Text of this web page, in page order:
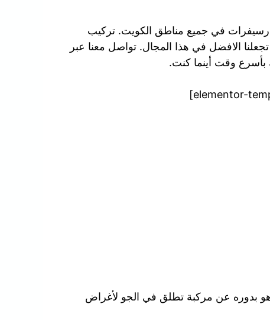
في جميع مناطق الكويت. تركيب
الافضل في هذا المجال. تواصل معنا عبر
بأسرع وقت أينما كنت.
هو بدوره عن مركبة تطلق في الجو لأغراض